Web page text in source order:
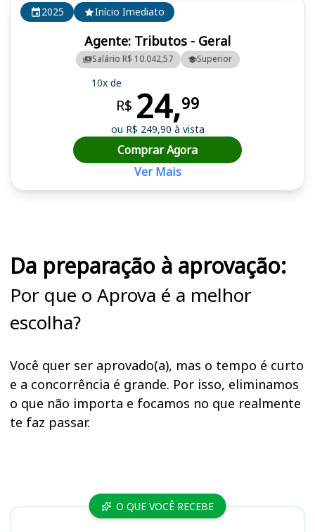
2025 Início Imediato
Agente: Tributos - Geral
Salário R$ 10.042,57 Superior
10x de
R$ 24,99
ou R$ 249,90 à vista
Comprar Agora
Ver Mais
Da preparação à aprovação:
Por que o Aprova é a melhor
escolha?
Você quer ser aprovado(a), mas o tempo é curto
e a concorrência é grande. Por isso, eliminamos
o que não importa e focamos no que realmente
te faz passar.
Cursos SEFAZ PIO QUE VOCÊ RECEBE